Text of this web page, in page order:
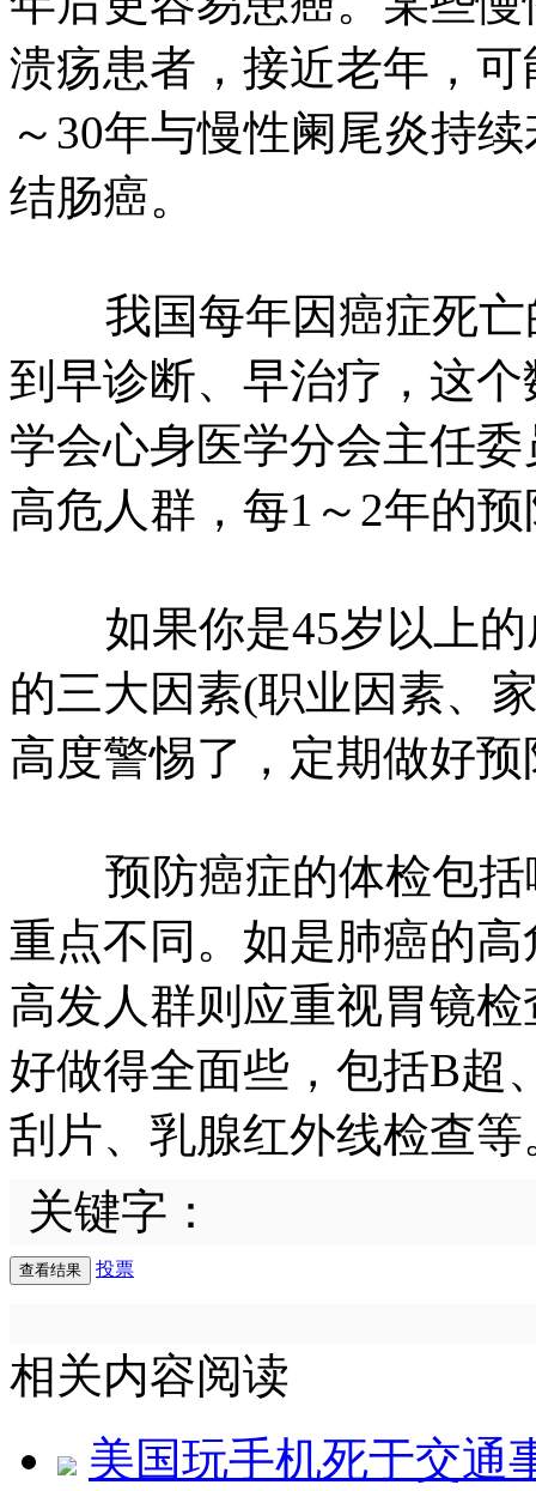
溃疡患者，接近老年，
～30年与慢性阑尾炎持
结肠癌。
我国每年因癌症死亡
到早诊断、早治疗，这
学会心身医学分会主任
高危人群，每1～2年的
如果你是45岁以上的
的三大因素(职业因素、
高度警惕了，定期做好
预防癌症的体检包括
重点不同。如是肺癌的
高发人群则应重视胃镜
好做得全面些，包括B超
刮片、乳腺红外线检查等
关键字：
投票
相关内容阅读
美国玩手机死于交通